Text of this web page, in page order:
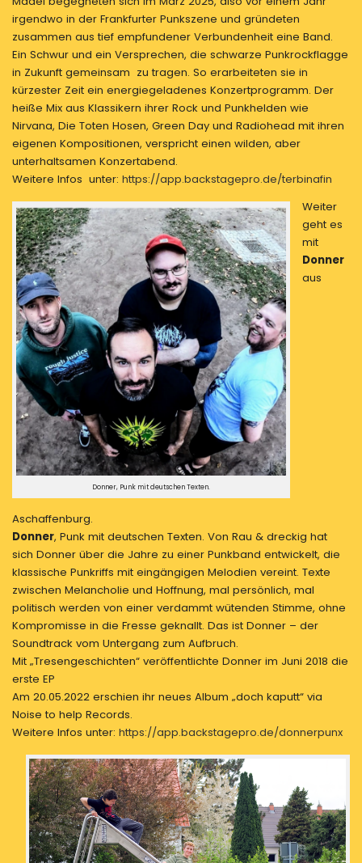
irgendwo in der Frankfurter Punkszene und gründeten
zusammen aus tief empfundener Verbundenheit eine Band.
Ein Schwur und ein Versprechen, die schwarze Punkrockflagge
in Zukunft gemeinsam zu tragen. So erarbeiteten sie in
kürzester Zeit ein energiegeladenes Konzertprogramm. Der
heiße Mix aus Klassikern ihrer Rock und Punkhelden wie
Nirvana, Die Toten Hosen, Green Day und Radiohead mit ihren
eigenen Kompositionen, verspricht einen wilden, aber
unterhaltsamen Konzertabend.
Weitere Infos unter: https://app.backstagepro.de/terbinafin
Donner, Punk mit deutschen Texten.
Weiter
geht es
mit
Donner
aus
Aschaffenburg.
Donner, Punk mit deutschen Texten. Von Rau & dreckig hat
sich Donner über die Jahre zu einer Punkband entwickelt, die
klassische Punkriffs mit eingängigen Melodien vereint. Texte
zwischen Melancholie und Hoffnung, mal persönlich, mal
politisch werden von einer verdammt wütenden Stimme, ohne
Kompromisse in die Fresse geknallt. Das ist Donner – der
Soundtrack vom Untergang zum Aufbruch.
Mit „Tresengeschichten“ veröffentlichte Donner im Juni 2018 die
erste EP
Am 20.05.2022 erschien ihr neues Album „doch kaputt“ via
Noise to help Records.
Weitere Infos unter: https://app.backstagepro.de/donnerpunx